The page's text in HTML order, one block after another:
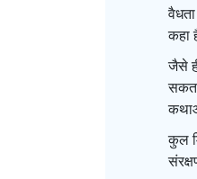
कहा
जैसे
कुल